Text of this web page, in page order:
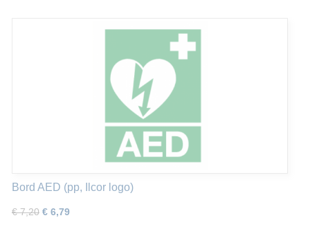
Bord AED (pp, Ilcor logo)
€ 7,20 € 6,79